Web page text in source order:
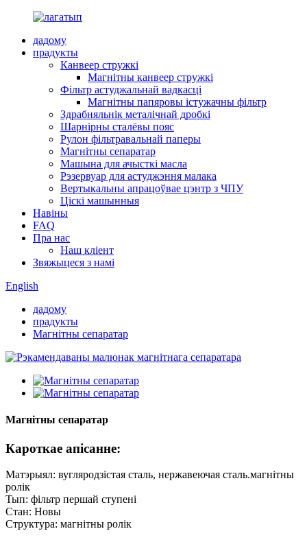
дадому
прадукты
Канвеер стружкі
Магнітны канвеер стружкі
Фільтр астуджальнай вадкасці
Магнітны папяровы істужачны фільтр
Здрабняльнік металічнай дробкі
Шарнірны сталёвы пояс
Рулон фільтравальнай паперы
Магнітны сепаратар
Машына для ачысткі масла
Рэзервуар для астуджэння малака
Вертыкальны апрацоўвае цэнтр з ЧПУ
Ціскі машынныя
Навіны
FAQ
Пра нас
Наш кліент
Звяжыцеся з намі
English
дадому
прадукты
Магнітны сепаратар
Магнітны сепаратар
Кароткае апісанне:
Матэрыял: вугляродзістая сталь, нержавеючая сталь.магнітны
ролік
Тып: фільтр першай ступені
Стан: Новы
Структура: магнітны ролік